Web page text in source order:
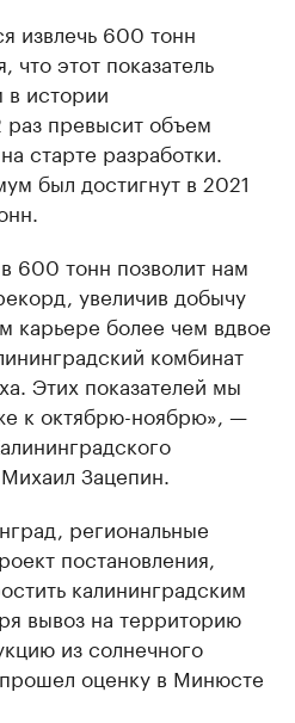
извлечь 600 тонн
что этот показатель
истории
превысит объем
старте разработки.
был достигнут в 2021
600 тонн позволит нам
увеличив добычу
карьере более чем вдвое
комбинат
Этих показателей мы
к октябрю-ноябрю», —
Зацепин.
региональные
постановления,
калининградским
вывоз на территорию
из солнечного
оценку в Минюсте